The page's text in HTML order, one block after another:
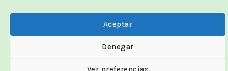
Aceptar
Denegar
Calidad probada,
precios imbatibles